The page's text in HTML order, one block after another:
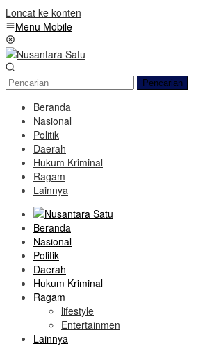
Loncat ke konten
Menu Mobile
Pencarian
Beranda
Nasional
Politik
Daerah
Hukum Kriminal
Ragam
Lainnya
Beranda
Nasional
Politik
Daerah
Hukum Kriminal
Ragam
lifestyle
Entertainmen
Lainnya